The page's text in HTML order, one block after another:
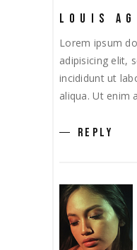
LOUIS
Lorem ipsum
adipisicing elit,
incididunt ut
aliqua. Ut enim
REPLY